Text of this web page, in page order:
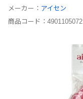
メーカー： アイセン
商品コード：